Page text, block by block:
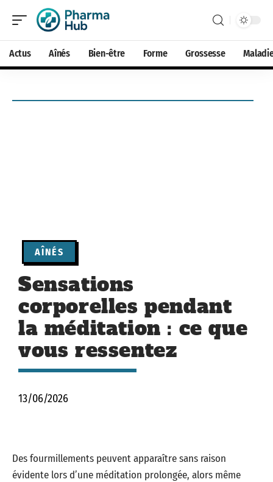
Actus Aînés Bien-être Forme Grossesse
AÎNÉS
Sensations
corporelles pendant
la méditation : ce que
vous ressentez
13/06/2026
Des fourmillements peuvent apparaître sans raison
évidente lors d’une méditation prolongée, alors même